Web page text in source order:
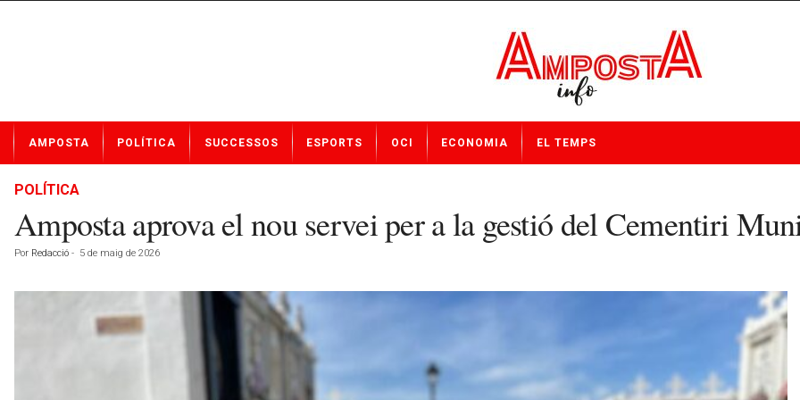
t
AMPOSTA POLÍTICA SUCCESSOS ESPORTS OCI ECONOMIA EL TEMPS
POLÍTICA
Amposta aprova el nou servei per a la gestió del Cementiri
Por Redacció - 5 de maig de 2026